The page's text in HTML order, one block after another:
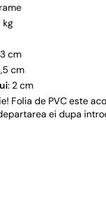
kg
cm
cm
: 2 cm
Folia de PVC este
ei dupa